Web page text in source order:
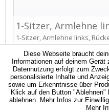
Diese Webseite braucht
Informationen auf deinem
Datennutzung erfolgt zum
personalisierte Inhalte und
sowie um Erkenntnisse über
Klick auf den Button
ablehnen. Mehr Infos zur
Mehr